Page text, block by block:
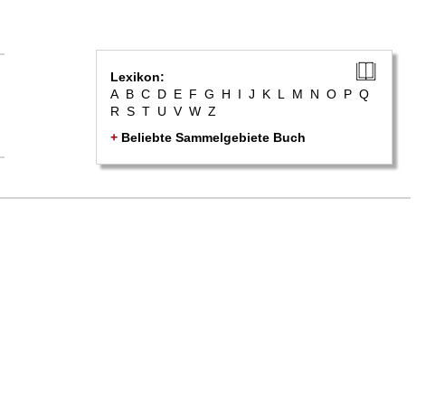
Lexikon:
A B C D E F G H I J K L M N O P Q
R S T U V W Z
+Beliebte Sammelgebiete Buch